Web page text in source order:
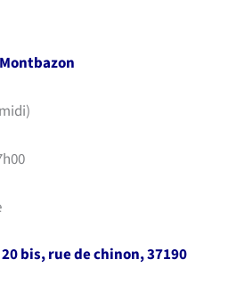
bis, rue de chinon, 37190